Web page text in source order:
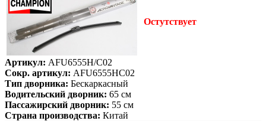
Остутствует
Артикул: AFU6555H/C02
Сокр. артикул: AFU6555HC02
Тип дворника: Бескаркасный
Водительский дворник: 65 см
Пассажирский дворник: 55 см
Страна производства: Китай